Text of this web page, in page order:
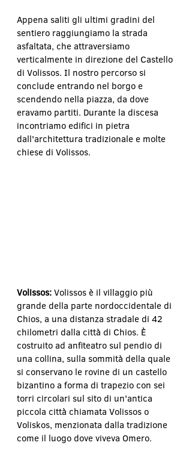
Appena saliti gli ultimi gradini del
sentiero raggiungiamo la strada
asfaltata, che attraversiamo
verticalmente in direzione del Castello
di Volissos. Il nostro percorso si
conclude entrando nel borgo e
scendendo nella piazza, da dove
eravamo partiti. Durante la discesa
incontriamo edifici in pietra
dall'architettura tradizionale e molte
chiese di Volissos.
Volissos: Volissos è il villaggio più
grande della parte nordoccidentale di
Chios, a una distanza stradale di 42
chilometri dalla città di Chios. È
costruito ad anfiteatro sul pendio di
una collina, sulla sommità della quale
si conservano le rovine di un castello
bizantino a forma di trapezio con sei
torri circolari sul sito di un'antica
piccola città chiamata Volissos o
Voliskos, menzionata dalla tradizione
come il luogo dove viveva Omero.